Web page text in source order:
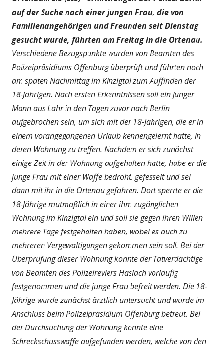
auf der Suche nach einer jungen Frau, die von
Familienangehörigen und Freunden seit Dienstag
gesucht wurde, führten am Freitag in die Ortenau.
Verschiedene Bezugspunkte wurden von Beamten des
Polizeipräsidiums Offenburg überprüft und führten noch
am späten Nachmittag im Kinzigtal zum Auffinden der
18-Jährigen. Nach ersten Erkenntnissen soll ein junger
Mann aus Lahr in den Tagen zuvor nach Berlin
aufgebrochen sein, um sich mit der 18-Jährigen, die er in
einem vorangegangenen Urlaub kennengelernt hatte, in
deren Wohnung zu treffen. Nachdem er sich zunächst
einige Zeit in der Wohnung aufgehalten hatte, habe er die
junge Frau mit einer Waffe bedroht, gefesselt und sei
dann mit ihr in die Ortenau gefahren. Dort sperrte er die
18-Jährige mutmaßlich in einer ihm zugänglichen
Wohnung im Kinzigtal ein und soll sie gegen ihren Willen
mehrere Tage festgehalten haben, wobei es auch zu
mehreren Vergewaltigungen gekommen sein soll. Bei der
Überprüfung dieser Wohnung konnte der Tatverdächtige
von Beamten des Polizeireviers Haslach vorläufig
festgenommen und die junge Frau befreit werden. Die 18-
Jährige wurde zunächst ärztlich untersucht und wurde im
Anschluss beim Polizeipräsidium Offenburg betreut. Bei
der Durchsuchung der Wohnung konnte eine
Schreckschusswaffe aufgefunden werden, welche von den